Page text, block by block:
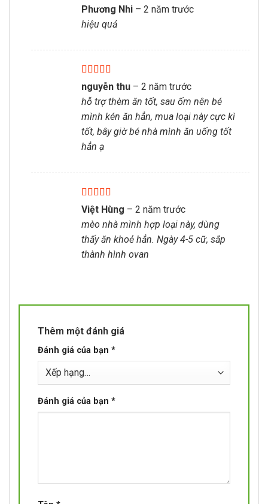
Được xếp
hạng55 sao
Phương Nhi – 2 năm trước
hiệu quả
Được xếp
hạng 55 sao
nguyễn thu – 2 năm trước
hỗ trợ thèm ăn tốt, sau ốm nên bé
mình kén ăn hẳn, mua loại này cực kì
tốt, bây giờ bé nhà mình ăn uống tốt
hẳn ạ
Được xếp
hạng55 sao
Việt Hùng – 2 năm trước
mèo nhà mình hợp loại này, dùng
thấy ăn khoẻ hẳn. Ngày 4-5 cữ, sắp
thành hình ovan
Thêm một đánh giá
Đánh giá của bạn *
Đánh giá của bạn *